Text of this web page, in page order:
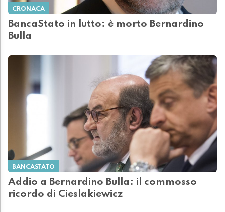
CRONACA
BancaStato in lutto: è morto Bernardino
Bulla
BANCASTATO
Addio a Bernardino Bulla: il commosso
ricordo di Cieslakiewicz